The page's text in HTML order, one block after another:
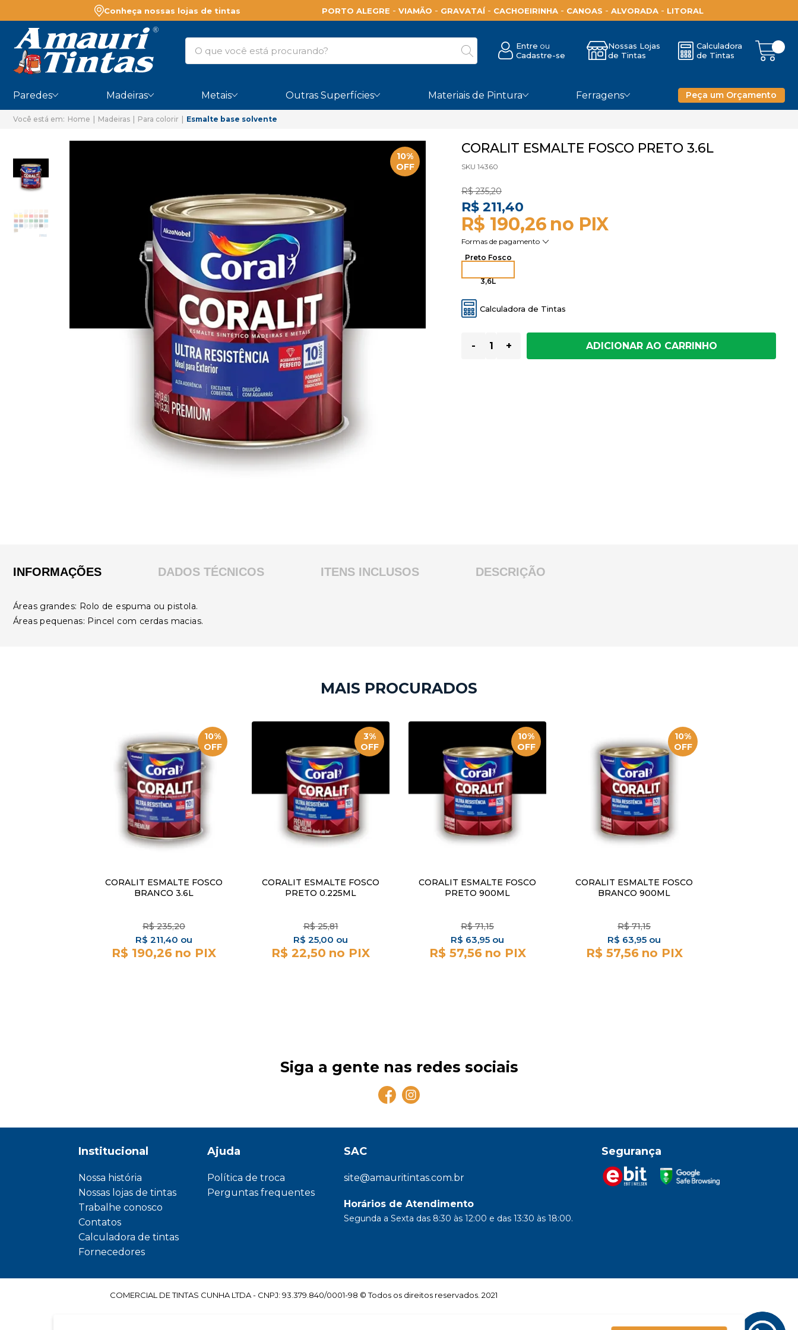
Conheça nossas lojas de tintas PORTO ALEGRE -VIAMÃO - GRAVATAÍ- CACHOEIRINHA - CANOAS -ALVORADA - LITORAL
Entre
Cadastre-se
Nossas Lojas
de Tintas
Calculadora
de Tintas
Paredes Madeiras Metais Outras Superfícies Materiais de Pintura Ferragens Peça um Orçamento
Home Madeiras Para colorir Esmalte base solvente
10%
OFF
CORALIT ESMALTE FOSCO PRETO 3.6L
SKU 14360
R$ 235,20
R$ 211,40
R$ 190,26
Preto Fosco
3,6L
Calculadora de Tintas
- +
INFORMAÇÕES DADOS TÉCNICOS ITENS INCLUSOS DESCRIÇÃO
Áreas grandes: Rolo de espuma ou pistola.
Áreas pequenas: Pincel com cerdas macias.
10%
OFF
CORALIT ESMALTE FOSCO
BRANCO 3.6L
R$ 235,20
R$ 211,40
R$ 190,26
3%
OFF
CORALIT ESMALTE FOSCO
PRETO 0.225ML
R$ 25,81
R$ 25,00
R$ 22,50
10%
OFF
CORALIT ESMALTE FOSCO
PRETO 900ML
R$ 71,15
R$ 63,95
R$ 57,56
10%
OFF
CORALIT ESMALTE FOSCO
BRANCO 900ML
R$ 71,15
R$ 63,95
R$ 57,56
Siga a gente nas redes sociais
Institucional
Nossa história
Nossas lojas de tintas
Trabalhe conosco
Contatos
Calculadora de tintas
Fornecedores
Ajuda
Política de troca
Perguntas frequentes
SAC
site@amauritintas.com.br
Horários de Atendimento
Segunda a Sexta das 8:30 às 12:00 e das 13:30 às 18:00.
Segurança
COMERCIAL DE TINTAS CUNHA LTDA - CNPJ: 93.379.840/0001-98 © Todos os direitos reservados. 2021